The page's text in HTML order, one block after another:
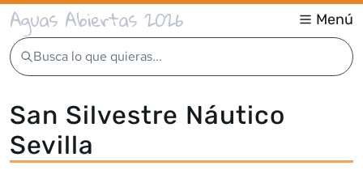
Aguas Abiertas 2026 Menú
Busca lo que quieras...
San Silvestre Náutico
Sevilla